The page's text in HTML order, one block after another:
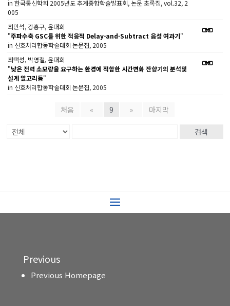
in 한국통신학회 2005년도 추계종합학술발표회, 논문 초록집, vol.32, 2
005
최민석, 강홍구, 윤대희
"주파수축 GSC를 위한 적응적 Delay-and-Subtract 음성 여과기"
in 신호처리합동학술대회 논문집, 2005
최택성, 박영철, 윤대희
"낮은 전력 소모량을 요구하는 환경에 적합한 시간변화 잔향기의 분석및
설계 알고리듬"
in 신호처리합동학술대회 논문집, 2005
처음 « 9 » 마지막
검색
Previous
Previous Homepage